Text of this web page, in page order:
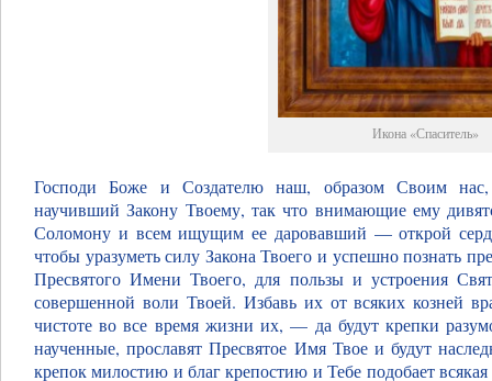
Икона «Спаситель»
Господи Боже и Создателю наш, образом Своим
научивший Закону Твоему, так что внимающие ему
Соломону и всем ищущим ее даровавший — открой
чтобы уразуметь силу Закона Твоего и успешно познать
Пресвятого Имени Твоего, для пользы и устроения
совершенной воли Твоей. Избавь их от всяких козней
чистоте во все время жизни их, — да будут крепки
наученные, прославят Пресвятое Имя Твое и будут
крепок милостию и благ крепостию и Тебе подобает